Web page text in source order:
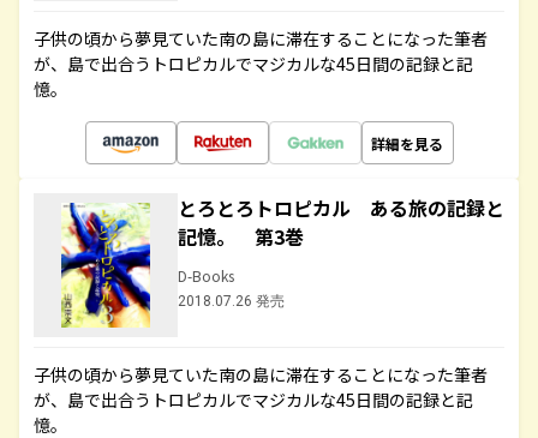
子供の頃から夢見ていた南の島に滞在することになった筆者
が、島で出合うトロピカルでマジカルな45日間の記録と記
憶。
詳細を見る
とろとろトロピカル ある旅の記録と
記憶。 第3巻
D-Books
2018.07.26 発売
子供の頃から夢見ていた南の島に滞在することになった筆者
が、島で出合うトロピカルでマジカルな45日間の記録と記
憶。